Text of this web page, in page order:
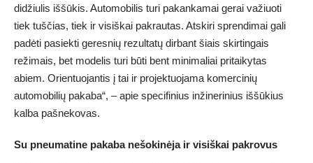
didžiulis iššūkis. Automobilis turi pakankamai gerai važiuoti
tiek tuščias, tiek ir visiškai pakrautas. Atskiri sprendimai gali
padėti pasiekti geresnių rezultatų dirbant šiais skirtingais
režimais, bet modelis turi būti bent minimaliai pritaikytas
abiem. Orientuojantis į tai ir projektuojama komercinių
automobilių pakaba“, – apie specifinius inžinerinius iššūkius
kalba pašnekovas.
Su pneumatine pakaba nešokinėja ir visiškai pakrovus